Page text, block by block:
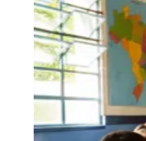
Anuncie no Portal
Guia de Empresas
Divulgar Vagas Novo
Publicidade Legal
Hub de Negócios
Guia Comercial
Selo Verificado
Portal Educacional
Agenda de Vestibulares
Vagas de Emprego